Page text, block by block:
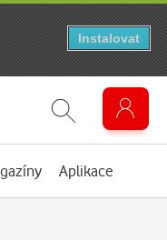
Aplikace
Instalovat